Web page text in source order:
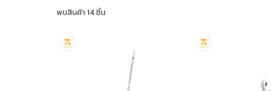
พบสินค้า 14 ชิ้น